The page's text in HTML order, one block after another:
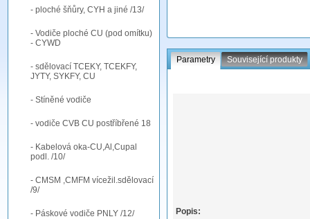
- ploché šňůry, CYH a jiné /13/
- Vodiče ploché CU (pod omítku)
- CYWD
- sdělovací TCEKY, TCEKFY,
JYTY, SYKFY, CU
- Stíněné vodiče
- vodiče CVB CU postříbřené 18
- Kabelová oka-CU,Al,Cupal
podl. /10/
- CMSM ,CMFM vícežil.sdělovací
/9/
- Páskové vodiče PNLY /12/
Parametry Související produkty
Popis: